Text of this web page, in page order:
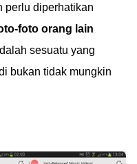
perlu diperhatikan
foto orang lain
sesuatu yang
bukan tidak mungkin